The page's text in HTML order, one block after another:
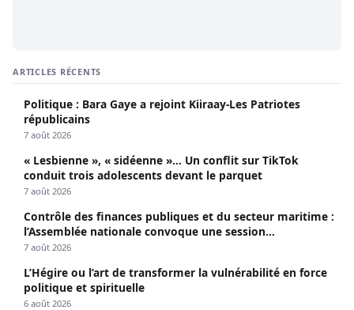
ARTICLES RÉCENTS
Politique : Bara Gaye a rejoint Kiiraay-Les Patriotes
républicains
7 août 2026
« Lesbienne », « sidéenne »… Un conflit sur TikTok
conduit trois adolescents devant le parquet
7 août 2026
Contrôle des finances publiques et du secteur maritime :
l’Assemblée nationale convoque une session
extraordinaire
7 août 2026
L’Hégire ou l’art de transformer la vulnérabilité en force
politique et spirituelle
6 août 2026